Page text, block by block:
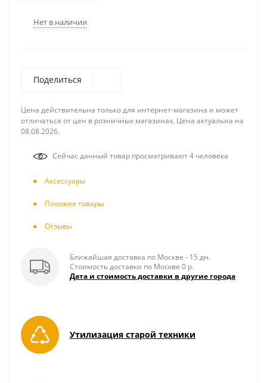
Нет в наличии
Поделиться
Цена действительна только для интернет-магазина и может
отличаться от цен в розничных магазинах. Цена актуальна на
08.08.2026.
Сейчас данный товар просматривают 4 человека
Аксесcуары
Похожие товары
Отзывы
Ближайшая доставка по Москве - 15 дн.
Стоимость доставки по Москве 0 р.
Дата и стоимость доставки в другие города
Утилизация старой техники